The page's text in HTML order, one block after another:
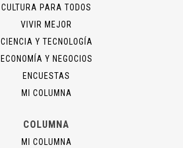
CULTURA PARA TODOS
VIVIR MEJOR
CIENCIA Y TECNOLOGÍA
ECONOMÍA Y NEGOCIOS
ENCUESTAS
MI COLUMNA
COLUMNA
MI COLUMNA